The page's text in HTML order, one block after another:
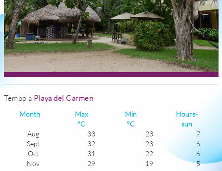
Tempo a Playa del Carmen
Month
Max
°C
Min
°C
Hours-
sun
Aug
33 23
7
Sept
32 23
6
Oct
31 22
6
Nov
29 19
5